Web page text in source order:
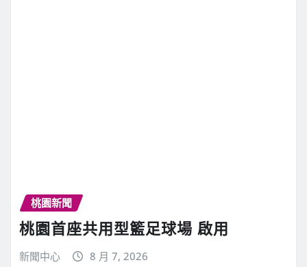
桃園新聞
桃園首座共用型籃足球場 啟用
新聞中心 8 月 7, 2026